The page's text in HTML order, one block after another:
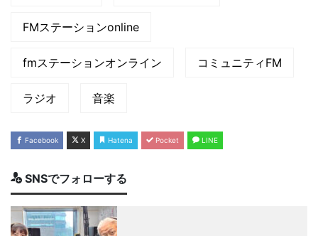
FMステーションonline
fmステーションオンライン コミュニティFM
ラジオ 音楽
Facebook X Hatena Pocket LINE
SNSでフォローする